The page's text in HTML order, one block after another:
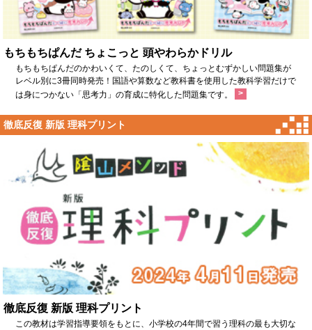
もちもちぱんだ ちょこっと 頭やわらかドリル
もちもちぱんだのかわいくて、たのしくて、ちょっとむずかしい問題集が
レベル別に3冊同時発売！国語や算数など教科書を使用した教科学習だけで
は身につかない「思考力」の育成に特化した問題集です。
>
徹底反復 新版 理科プリント
徹底反復 新版 理科プリント
この教材は学習指導要領をもとに、小学校の4年間で習う理科の最も大切な